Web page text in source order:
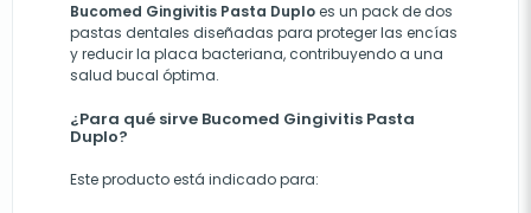
Bucomed Gingivitis Pasta Duploes un pack de dos
pastas dentales diseñadas para proteger las encías
y reducir la placa bacteriana, contribuyendo a una
salud bucal óptima.
¿Para qué sirve Bucomed Gingivitis Pasta
Duplo?
Este producto está indicado para: